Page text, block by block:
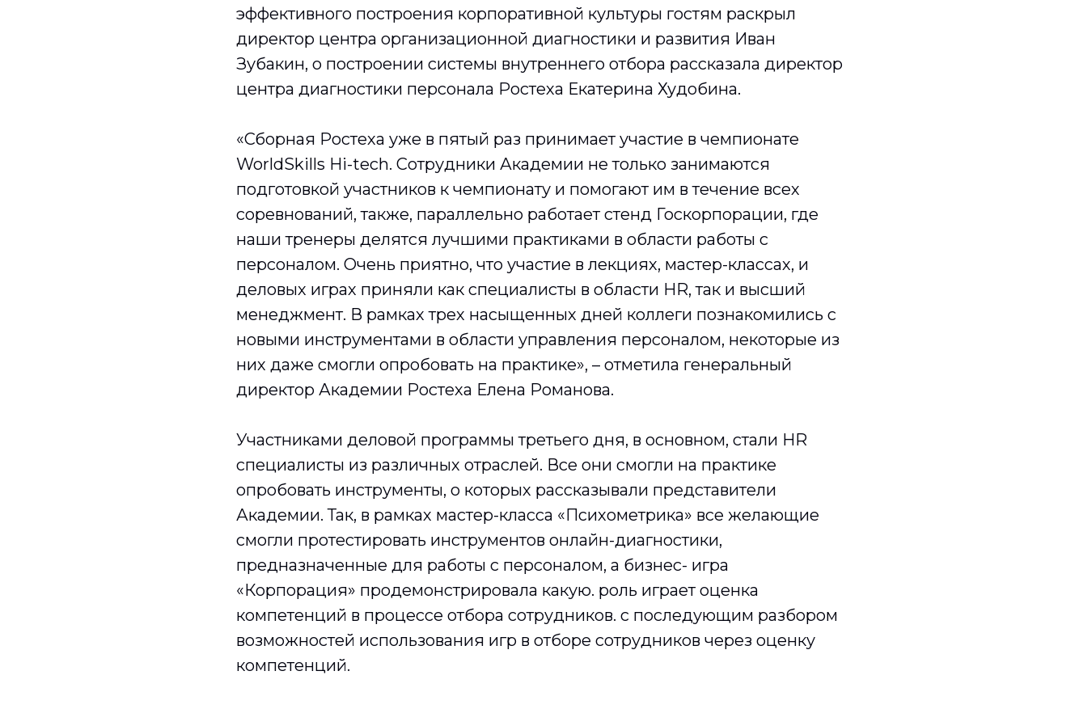
эффективного построения корпоративной культуры гостям раскрыл
директор центра организационной диагностики и развития Иван
Зубакин, о построении системы внутреннего отбора рассказала директор
центра диагностики персонала Ростеха Екатерина Худобина.
«Сборная Ростеха уже в пятый раз принимает участие в чемпионате
WorldSkills Hi-tech. Сотрудники Академии не только занимаются
подготовкой участников к чемпионату и помогают им в течение всех
соревнований, также, параллельно работает стенд Госкорпорации, где
наши тренеры делятся лучшими практиками в области работы с
персоналом. Очень приятно, что участие в лекциях, мастер-классах, и
деловых играх приняли как специалисты в области HR, так и высший
менеджмент. В рамках трех насыщенных дней коллеги познакомились с
новыми инструментами в области управления персоналом, некоторые из
них даже смогли опробовать на практике», – отметила генеральный
директор Академии Ростеха Елена Романова.
Участниками деловой программы третьего дня, в основном, стали HR
специалисты из различных отраслей. Все они смогли на практике
опробовать инструменты, о которых рассказывали представители
Академии. Так, в рамках мастер-класса «Психометрика» все желающие
смогли протестировать инструментов онлайн-диагностики,
предназначенные для работы с персоналом, а бизнес- игра
«Корпорация» продемонстрировала какую. роль играет оценка
компетенций в процессе отбора сотрудников. с последующим разбором
возможностей использования игр в отборе сотрудников через оценку
компетенций.